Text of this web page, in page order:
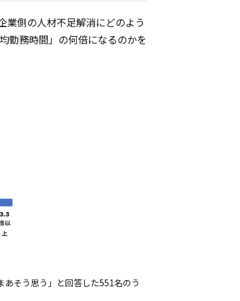
業側の人材不足解消にどのよう
勤務時間」の何倍になるのかを
そう思う」と回答した551名のう